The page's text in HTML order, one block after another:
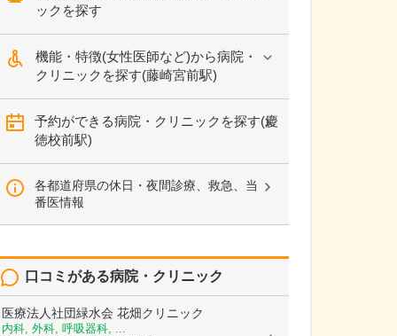
ックを探す
機能・特徴(女性医師など)から病院・
クリニックを探す(藤崎宮前駅)
予約ができる病院・クリニックを探す(慶
徳校前駅)
各都道府県の休日・夜間診療、救急、当
番医情報
口コミがある病院・クリニック
医療法人社団緑水会 花畑クリニック
内科, 外科, 呼吸器科, ...